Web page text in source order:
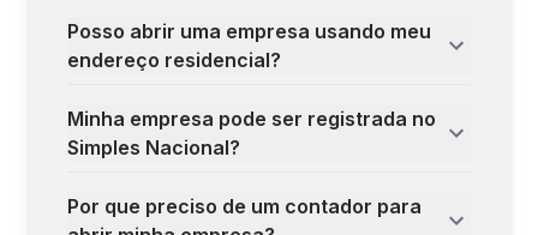
Posso abrir uma empresa usando meu
endereço residencial?
Minha empresa pode ser registrada no
Simples Nacional?
Por que preciso de um contador para